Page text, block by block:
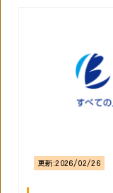
更新:2026/02/26